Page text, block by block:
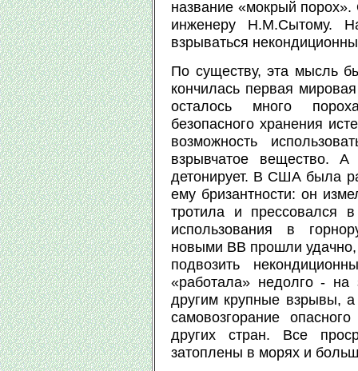
название «мокрый
инженеру Н.М.Сытому.
взрываться
По существу, эта мысль
кончилась первая
осталось много
безопасного хранения
возможность
взрывчатое вещество.
детонирует. В США была
ему бризантности: он
тротила и прессовался
использования в
новыми ВВ прошли
подвозить
«работала» недолго - на
другим крупные взрывы,
самовозгорание
других стран. Все
затоплены в морях и